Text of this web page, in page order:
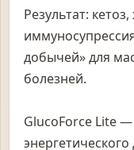
Результат:
добычей» для
болезней.
GlucoForce Lite